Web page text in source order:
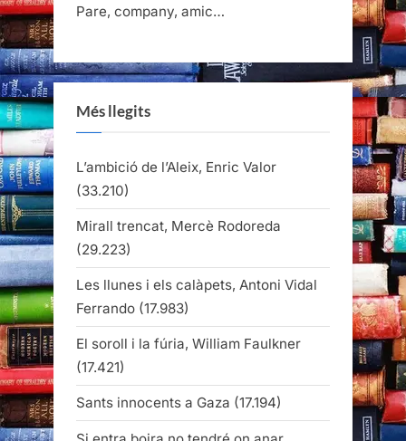
Pare, company, amic…
Més llegits
L’ambició de l’Aleix, Enric Valor
(33.210)
Mirall trencat, Mercè Rodoreda
(29.223)
Les llunes i els calàpets, Antoni Vidal
Ferrando (17.983)
El soroll i la fúria, William Faulkner
(17.421)
Sants innocents a Gaza (17.194)